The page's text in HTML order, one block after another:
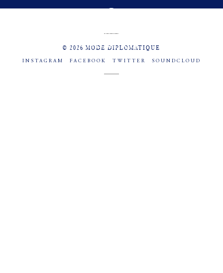
© 2026 MODE DIPLOMATIQUE
INSTAGRAM FACEBOOK TWITTER SOUNDCLOUD